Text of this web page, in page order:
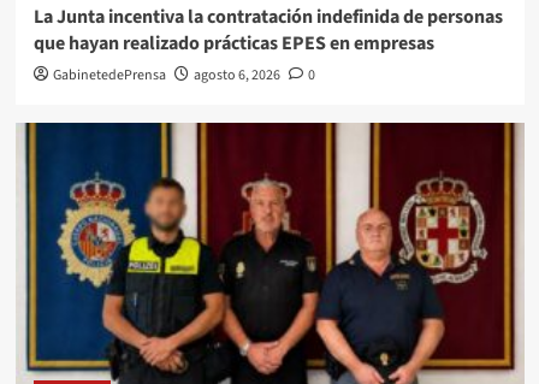
La Junta incentiva la contratación indefinida de personas
que hayan realizado prácticas EPES en empresas
GabinetedePrensa agosto 6, 2026 0